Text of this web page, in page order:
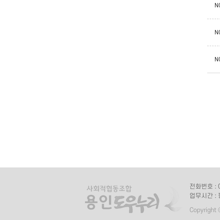
전화번호 :
업무시간 :
Copyright